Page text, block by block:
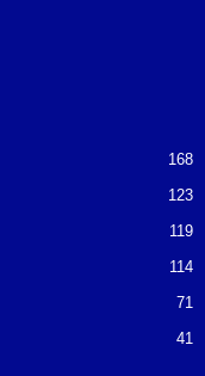
168
123
119
114
71
41